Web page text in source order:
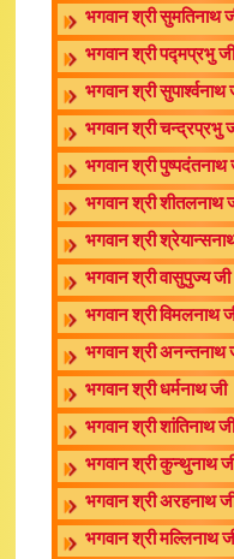
भगवान श्री सुमतिनाथ
भगवान श्री पद्मप्रभु जी
भगवान श्री सुपार्श्वनाथ
भगवान श्री चन्द्रप्रभु
भगवान श्री पुष्पदंतनाथ
भगवान श्री शीतलनाथ
भगवान श्री
भगवान श्री वासुपुज्य जी
भगवान श्री विमलनाथ
भगवान श्री अनन्तनाथ
भगवान श्री धर्मनाथ जी
भगवान श्री शांतिनाथ जी
भगवान श्री कुन्थुनाथ
भगवान श्री अरहनाथ
भगवान श्री मल्लिनाथ